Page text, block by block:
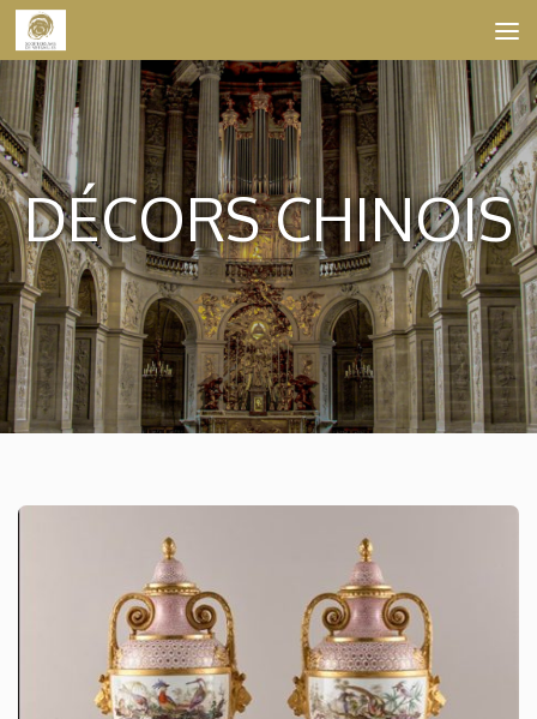
Skip to content
DÉCORS CHINOIS